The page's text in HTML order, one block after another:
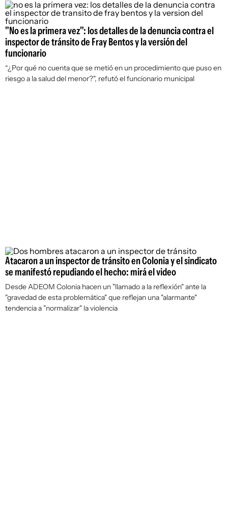
"No es la primera vez": los detalles de la denuncia contra el
inspector de tránsito de Fray Bentos y la versión del
funcionario
“¿Por qué no cuenta que se metió en un procedimiento que puso en
riesgo a la salud del menor?", refutó el funcionario municipal
Atacaron a un inspector de tránsito en Colonia y el sindicato
se manifestó repudiando el hecho: mirá el video
Desde ADEOM Colonia hacen un "llamado a la reflexión" ante la
"gravedad de esta problemática" que reflejan una "alarmante"
tendencia a "normalizar" la violencia